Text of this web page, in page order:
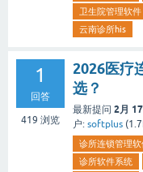
卫生院管理软件
云南诊所his
1
回答
419 浏览
2026医疗
选？
最新提问 2月 17
户: softplus (
诊所连锁管理软
诊所软件系统